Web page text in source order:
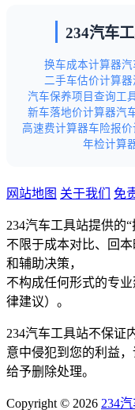
234汽车
换车成本计算器汽
二手车估价计算器
汽车保养项目查询工
新车落地价计算器汽
高速费计算器车险报价
年检计算
网站地图 关于我们 免
234汽车工具站提供的
不限于成本对比、回
和辅助决策，
不构成任何形式的专
律建议）。
234汽车工具站不保证
意中侵犯到您的利益
给予删除处理。
Copyright © 2026 234